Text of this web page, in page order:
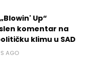
Up“
komentar na
klimu u SAD
AGO